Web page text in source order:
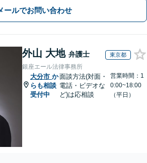
ールでお問い合わせ
外山 大地 弁護士 東京都
銀座エール法律事務所
大分市 か
らも相談
受付中
面談方法(対面・
電話・ビデオな
ど)は応相談
営業時間：1
0:00~18:00
（平日）